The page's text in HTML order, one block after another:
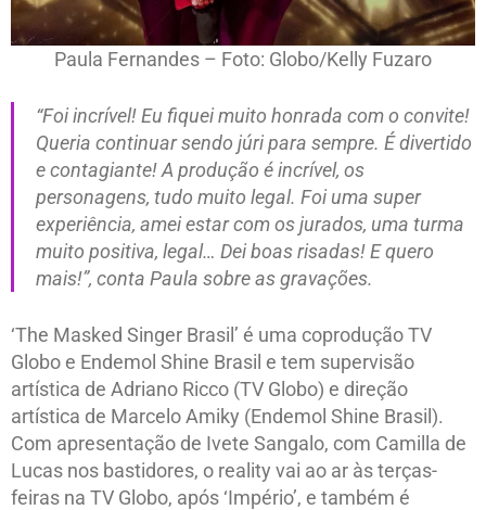
Paula Fernandes – Foto: Globo/Kelly Fuzaro
“Foi incrível! Eu fiquei muito honrada com o convite!
Queria continuar sendo júri para sempre. É divertido
e contagiante! A produção é incrível, os
personagens, tudo muito legal. Foi uma super
experiência, amei estar com os jurados, uma turma
muito positiva, legal… Dei boas risadas! E quero
mais!”, conta Paula sobre as gravações.
‘The Masked Singer Brasil’ é uma coprodução TV
Globo e Endemol Shine Brasil e tem supervisão
artística de Adriano Ricco (TV Globo) e direção
artística de Marcelo Amiky (Endemol Shine Brasil).
Com apresentação de Ivete Sangalo, com Camilla de
Lucas nos bastidores, o reality vai ao ar às terças-
feiras na TV Globo, após ‘Império’, e também é